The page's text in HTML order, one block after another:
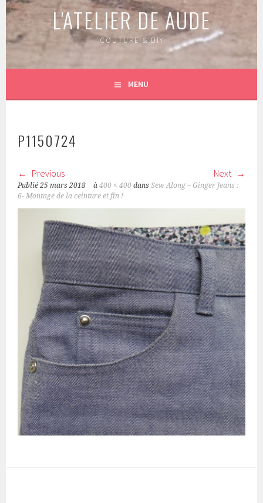
L'ATELIER DE AUDE
COUTURE & DIY
MENU
P1150724
Previous Next
Publié25 mars 2018 à400 × 400 dansSew Along – Ginger Jeans :
6- Montage de la ceinture et fin !